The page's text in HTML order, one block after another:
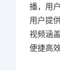
播，用
用户提
视频涵
便捷高